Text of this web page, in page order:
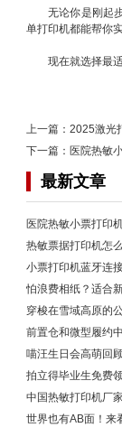
无论你是刚起
单打印机都能帮你
现在就选择最
上一篇： 2025激光
下一篇： 医院热敏
最新文章
医院热敏小票打印
热敏票据打印机怎
小票打印机蓝牙连
怕浪费相纸？适合
穿梭在雪域高原的
前置仓和微型履约
喵汪生日会高萌回
拍立得毕业生免费
中国热敏打印机厂
世界也有AB面！来